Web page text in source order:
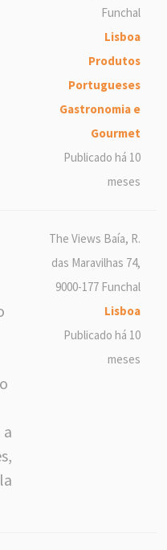
Funchal
Lisboa
Produtos
Portugueses
Gastronomia e
Gourmet
Publicado há 10
meses
The Views Baía, R.
das Maravilhas 74,
9000-177 Funchal
Lisboa
Publicado há 10
meses